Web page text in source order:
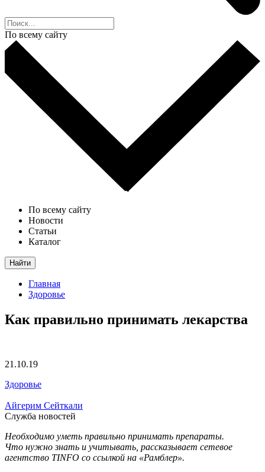
По всему сайту
По всему сайту
Новости
Статьи
Каталог
Найти
Главная
Здоровье
Как правильно принимать лекарства
21.10.19
Здоровье
Айгерим Сейткали
Служба новостей
Необходимо уметь правильно принимать препараты.
Что нужно знать и учитывать, рассказывает сетевое
агентство TINFO со ссылкой на «Рамблер».